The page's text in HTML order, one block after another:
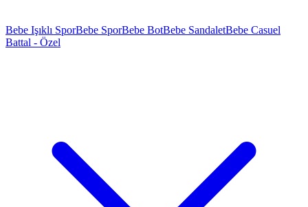
Bebe Işıklı SporBebe SporBebe BotBebe SandaletBebe Casuel
Battal - Özel